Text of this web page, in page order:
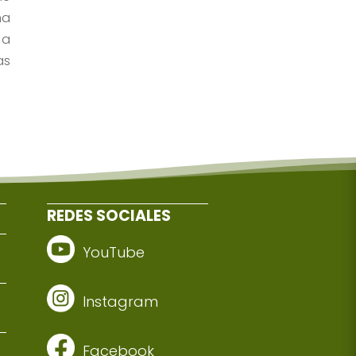
REDES SOCIALES
YouTube
Instagram
Facebook